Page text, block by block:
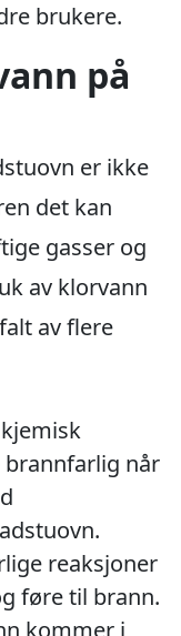
brukere.
på
er ikke
det kan
gasser og
av klorvann
av flere
når
reaksjoner
føre til brann.